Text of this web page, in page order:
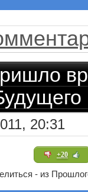
20:31
+20
- из